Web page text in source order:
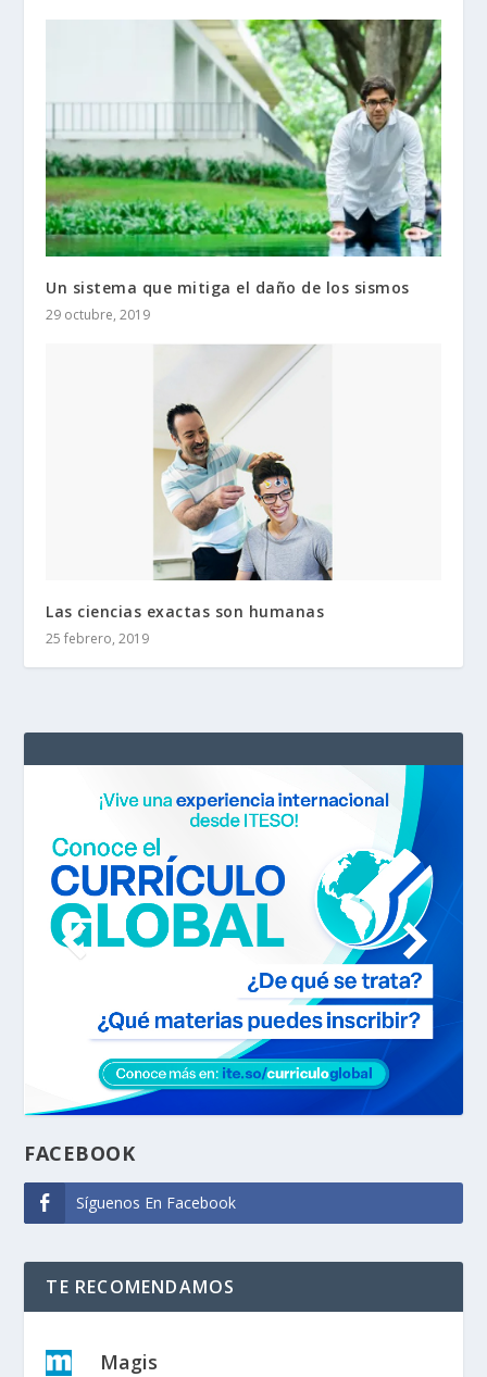
Un sistema que mitiga el daño de los sismos
29 octubre, 2019
Las ciencias exactas son humanas
25 febrero, 2019
FACEBOOK
Síguenos En Facebook
TE RECOMENDAMOS
Magis